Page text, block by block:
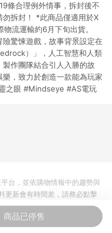
品規格、顏色、價
銷售網頁標示為準。
饋規定，逾期訂單將
有更改條款與法律
為準。
條合理例外情事，拆封後不
拆封！ *此商品僅適用於X
流運輸約6月下旬出貨。
險驚悚遊戲，故事背景設定在
）」，人工智慧和人類
作團隊結合引人入勝的故
，致力於創造一款能為玩家
之眼 #Mindseye #AS電玩
商品已停售
台，並依購物情報中的趨勢與
更新會有時間差，請務必點擊
，一切資訊以合作廠商網頁為